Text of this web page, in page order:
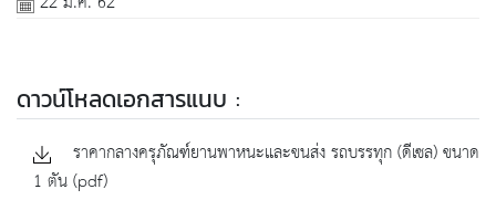
ดาวน์โหลดเอกสารแนบ :
ราคากลางครุภัณฑ์ยานพาหนะและขนส่ง รถบรรทุก (ดีเซล) ขนาด
1 ตัน (pdf)